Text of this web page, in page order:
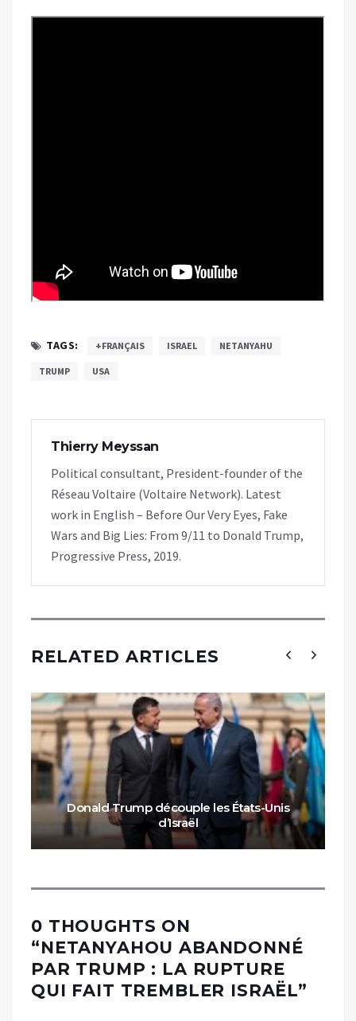
TAGS: +FRANÇAIS ISRAEL NETANYAHU
TRUMP USA
Thierry Meyssan
Political consultant, President-founder of the
Réseau Voltaire (Voltaire Network). Latest
work in English – Before Our Very Eyes, Fake
Wars and Big Lies: From 9/11 to Donald Trump,
Progressive Press, 2019.
RELATED ARTICLES
Donald Trump découple les États-Unis
d’Israël
0 THOUGHTS ON
“NETANYAHOU ABANDONNÉ
PAR TRUMP : LA RUPTURE
QUI FAIT TREMBLER ISRAËL”